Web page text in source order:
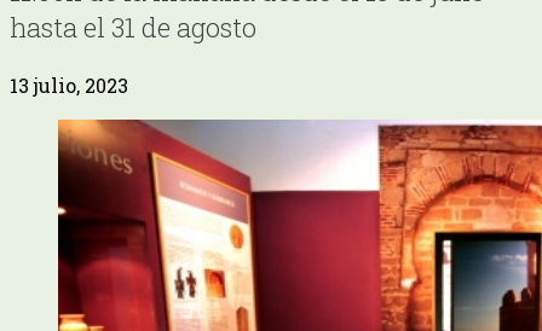
hasta el 31 de agosto
13 julio, 2023